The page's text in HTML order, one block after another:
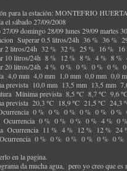
para la estación: MONTEFRIO
el sábado 27/09/2008
27/09 domingo 28/09 lunes 29/09 martes
Superar 0.5 litros/24h 36 % 36
2 litros/24h 32 % 32 % 25 % 16 %
10 litros/24h 8 % 12 % 8 % 4 % 8
20 litros/24h 4 % 0 % 0 % 0 % 0 %
4,0 mm 4,0 mm 1,0 mm 0,0 mm 0,0
prevista 10,0 mm 13,5 mm 13,5 mm
Mínima prevista 8,5 ºC 8,7 ºC 9,6
prevista 20,3 ºC 18,9 ºC 21,5 ºC
0 % 0 % 0 % 0 % 0 % 0
Ocurrencia 0 % 0 % 0 % 0 % 4 % 0
Ocurrencia 11 % 4 % 12 % 12 %
0 % 0 % 0 % 0 % 0 % 0
en la pagina.
da mucha agua, pero yo creo que es